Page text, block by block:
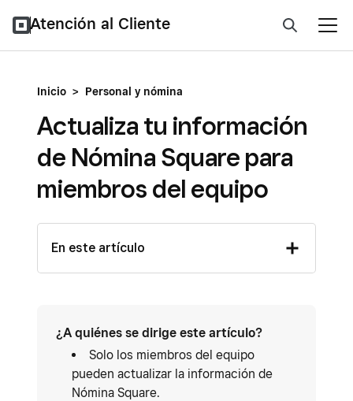
Atención al Cliente
Inicio > Personal y nómina
Actualiza tu información
de Nómina Square para
miembros del equipo
En este artículo
¿A quiénes se dirige este artículo?
Solo los miembros del equipo
pueden actualizar la información de
Nómina Square.